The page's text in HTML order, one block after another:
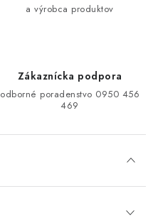
a výrobca produktov
Zákaznícka podpora
odborné poradenstvo 0950 456
469